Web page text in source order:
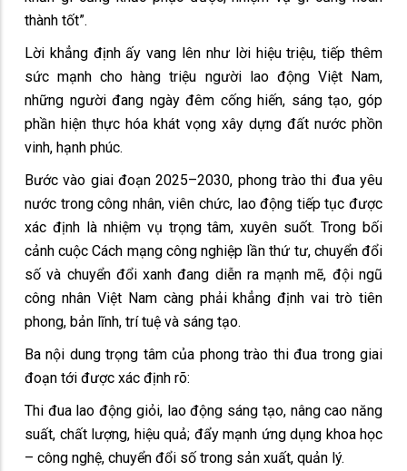
thành tốt”.
Lời khẳng định ấy vang lên như lời hiệu triệu, tiếp thêm
sức mạnh cho hàng triệu người lao động Việt Nam,
những người đang ngày đêm cống hiến, sáng tạo, góp
phần hiện thực hóa khát vọng xây dựng đất nước phồn
vinh, hạnh phúc.
Bước vào giai đoạn 2025–2030, phong trào thi đua yêu
nước trong công nhân, viên chức, lao động tiếp tục được
xác định là nhiệm vụ trọng tâm, xuyên suốt. Trong bối
cảnh cuộc Cách mạng công nghiệp lần thứ tư, chuyển đổi
số và chuyển đổi xanh đang diễn ra mạnh mẽ, đội ngũ
công nhân Việt Nam càng phải khẳng định vai trò tiên
phong, bản lĩnh, trí tuệ và sáng tạo.
Ba nội dung trọng tâm của phong trào thi đua trong giai
đoạn tới được xác định rõ:
Thi đua lao động giỏi, lao động sáng tạo, nâng cao năng
suất, chất lượng, hiệu quả; đẩy mạnh ứng dụng khoa học
– công nghệ, chuyển đổi số trong sản xuất, quản lý.